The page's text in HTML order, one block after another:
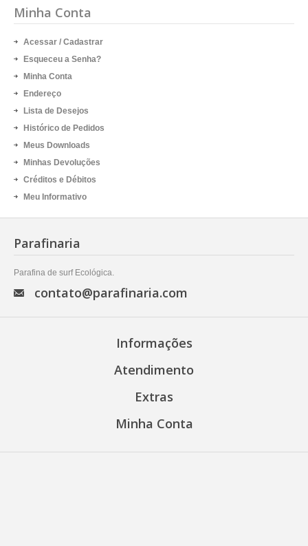
Minha Conta
Acessar / Cadastrar
Esqueceu a Senha?
Minha Conta
Endereço
Lista de Desejos
Histórico de Pedidos
Meus Downloads
Minhas Devoluções
Créditos e Débitos
Meu Informativo
Parafinaria
Parafina de surf Ecológica.
contato@parafinaria.com
Informações
Atendimento
Extras
Minha Conta